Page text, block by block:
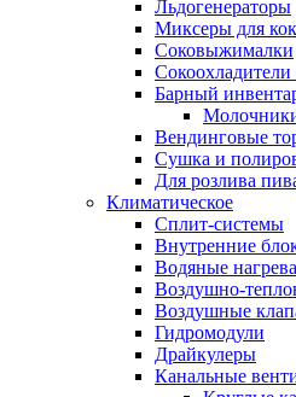
Льдогенераторы
Миксеры для
Соковыжималки
Барный
Вендинговые
Сушка и
Для розлива
Климатическое
Сплит-системы
Внутренние
Водяные
Воздушно-
Воздушные
Гидромодули
Драйкулеры
Канальные